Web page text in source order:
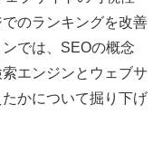
のランキングを改善
では、SEOの概念
エンジンとウェブサ
かについて掘り下げ